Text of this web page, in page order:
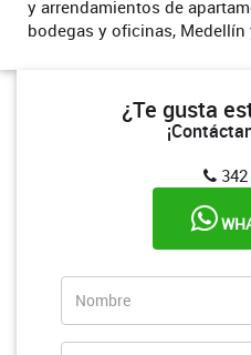
y arrendamientos de
bodegas y oficinas, Medellín
¿Te gusta